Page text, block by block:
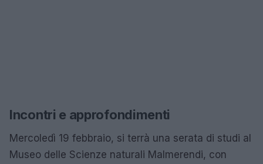
Incontri e approfondimenti
Mercoledì 19 febbraio, si terrà una serata di studi al
Museo delle Scienze naturali Malmerendi, con